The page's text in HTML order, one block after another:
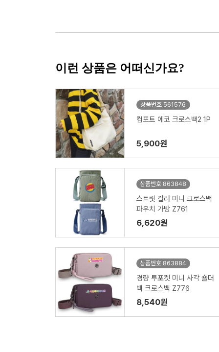
이런 상품은 어떠신가요?
상품번호 561576
컴포트 에코 크로스백2 1P
5,900원
상품번호 863848
스트릿 컬러 미니 크로스백
파우치 가방 Z761
6,620원
상품번호 863884
경량 투포켓 미니 사각 숄더
백 크로스백 Z776
8,540원